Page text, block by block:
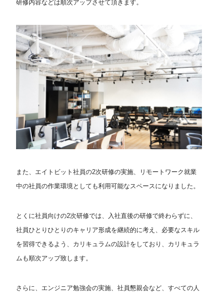
研修内容などは順次アップさせて頂きます。
また、エイトビット社員の2次研修の実施、リモートワーク就業
中の社員の作業環境としても利用可能なスペースになりました。
とくに社員向けの2次研修では、入社直後の研修で終わらずに、
社員ひとりひとりのキャリア形成を継続的に考え、必要なスキル
を習得できるよう、カリキュラムの設計をしており、カリキュラ
ムも順次アップ致します。
さらに、エンジニア勉強会の実施、社員懇親会など、すべての人